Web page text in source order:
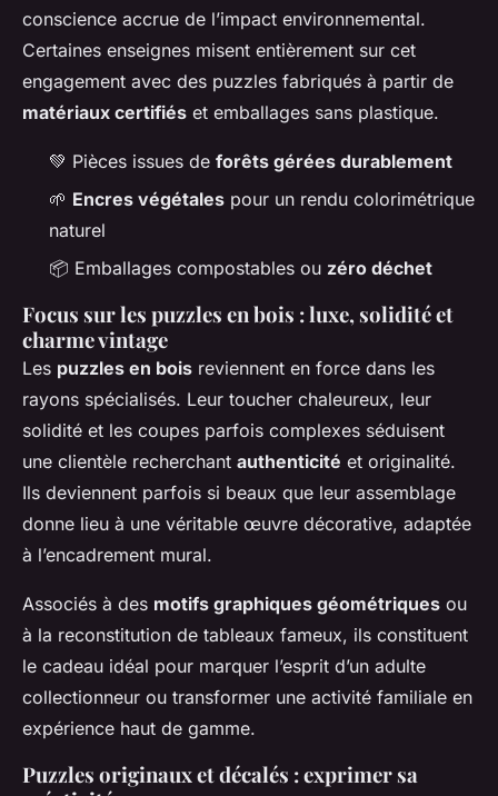
conscience accrue de l’impact environnemental.
Certaines enseignes misent entièrement sur cet
engagement avec des puzzles fabriqués à partir de
matériaux certifiés et emballages sans plastique.
💚 Pièces issues de forêts gérées durablement
🌱 Encres végétales pour un rendu colorimétrique
naturel
📦 Emballages compostables ou zéro déchet
Focus sur les puzzles en bois : luxe, solidité et
charme vintage
Les puzzles en bois reviennent en force dans les
rayons spécialisés. Leur toucher chaleureux, leur
solidité et les coupes parfois complexes séduisent
une clientèle recherchant authenticité et originalité.
Ils deviennent parfois si beaux que leur assemblage
donne lieu à une véritable œuvre décorative, adaptée
à l’encadrement mural.
Associés à des motifs graphiques géométriques ou
à la reconstitution de tableaux fameux, ils constituent
le cadeau idéal pour marquer l’esprit d’un adulte
collectionneur ou transformer une activité familiale en
expérience haut de gamme.
Puzzles originaux et décalés : exprimer sa